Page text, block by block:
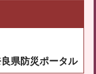
県防災ポータル